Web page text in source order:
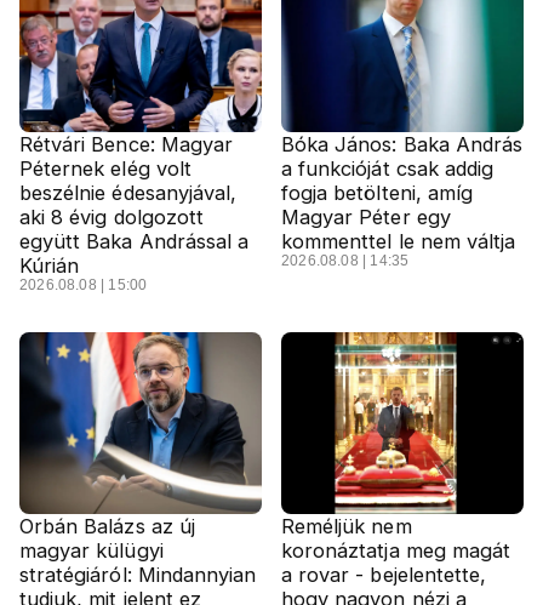
Rétvári Bence: Magyar
Péternek elég volt
beszélnie édesanyjával,
aki 8 évig dolgozott
együtt Baka Andrással a
Kúrián
2026.08.08 | 15:00
Bóka János: Baka András
a funkcióját csak addig
fogja betölteni, amíg
Magyar Péter egy
kommenttel le nem váltja
2026.08.08 | 14:35
Orbán Balázs az új
magyar külügyi
stratégiáról: Mindannyian
tudjuk, mit jelent ez
Reméljük nem
koronáztatja meg magát
a rovar - bejelentette,
hogy nagyon nézi a